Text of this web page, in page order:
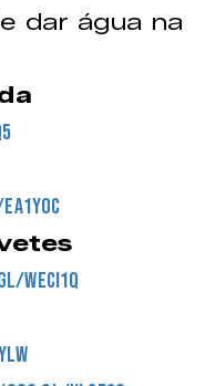
dar água na
WecI1Q